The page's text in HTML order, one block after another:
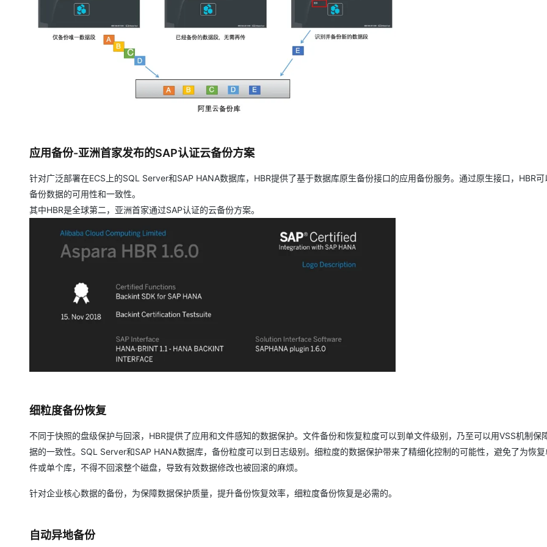
应用备份-亚洲首家发布的SAP认证云备份方案
针对广泛部署在ECS上的SQL Server和SAP HANA数据库，HBR提供了基于数据库原生备份接口的应用备份服务。通过原生接口，HBR可
备份数据的可用性和一致性。
其中HBR是全球第二，亚洲首家通过SAP认证的云备份方案。
细粒度备份恢复
不同于快照的盘级保护与回滚，HBR提供了应用和文件感知的数据保护。文件备份和恢复粒度可以到单文件级别，乃至可以用VSS机制保
据的一致性。SQL Server和SAP HANA数据库，备份粒度可以到日志级别。细粒度的数据保护带来了精细化控制的可能性，避免了为恢
件或单个库，不得不回滚整个磁盘，导致有效数据修改也被回滚的麻烦。
针对企业核心数据的备份，为保障数据保护质量，提升备份恢复效率，细粒度备份恢复是必需的。
自动异地备份